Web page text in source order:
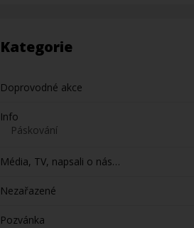
Kategorie
Doprovodné akce
Info
Páskování
Média, TV, napsali o nás…
Nezařazené
Pozvánka